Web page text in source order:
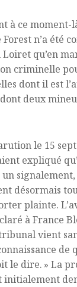
à ce moment-
n’a été
Loiret qu’en
criminelle
dont il est
deux
le 15
expliqué
désormais
plainte.
à France
vient
de
le dire. » La
initialement